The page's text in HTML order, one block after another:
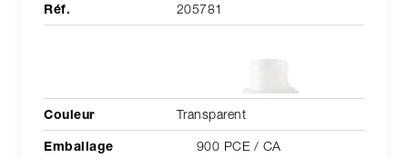
205781
Transparent
900 PCE / CA